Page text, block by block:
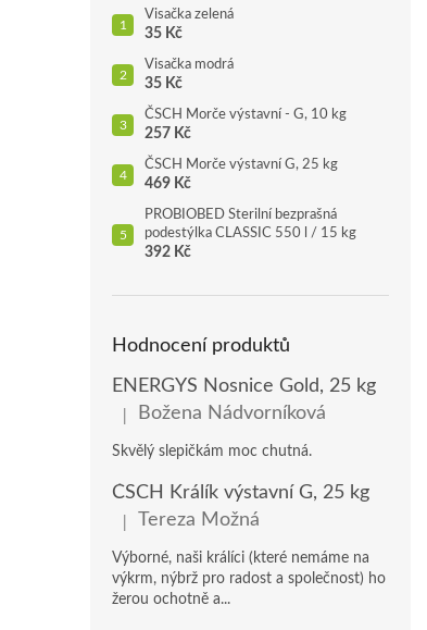
Visačka zelená
35 Kč
Visačka modrá
35 Kč
ČSCH Morče výstavní - G, 10 kg
257 Kč
ČSCH Morče výstavní G, 25 kg
469 Kč
PROBIOBED Sterilní bezprašná
podestýlka CLASSIC 550 l / 15 kg
392 Kč
Hodnocení produktů
ENERGYS Nosnice Gold, 25 kg
Hodnocení produktu je 5 z 5 hvězdiček.
Božena Nádvorníková
Skvělý slepičkám moc chutná.
ČSCH Králík výstavní G, 25 kg
Hodnocení produktu je 5 z 5 hvězdiček.
Tereza Možná
Výborné, naši králíci (které nemáme na
výkrm, nýbrž pro radost a společnost) ho
žerou ochotně a...